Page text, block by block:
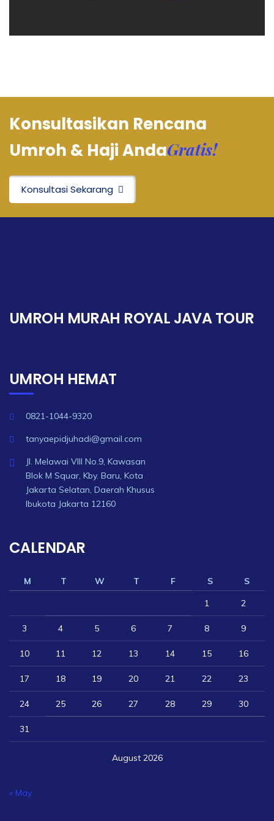
Konsultasikan Rencana
Umroh & Haji AndaGratis!
Konsultasi Sekarang
UMROH MURAH ROYAL JAVA TOUR
UMROH HEMAT
0821-1044-9320
tanyaepidjuhadi@gmail.com
Jl. Melawai VIII No.9, Kawasan
Blok M Squar, Kby. Baru, Kota
Jakarta Selatan, Daerah Khusus
Ibukota Jakarta 12160
CALENDAR
August 2026
M T W T F S
S
1
2
3 4 5 6 7 8 9
10 11 12 13 14 15 16
17 18 19 20 21 22 23
24 25 26 27 28 29 30
31
« May